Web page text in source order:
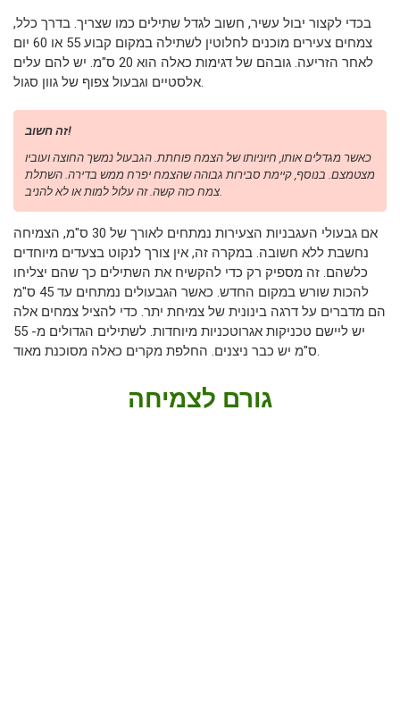
בכדי לקצור יבול עשיר, חשוב לגדל שתילים כמו שצריך. בדרך כלל,
צמחים צעירים מוכנים לחלוטין לשתילה במקום קבוע 55 או 60 יום
לאחר הזריעה. גובהם של דגימות כאלה הוא 20 ס"מ. יש להם עלים
אלסטיים וגבעול צפוף של גוון סגול.
זה חשוב!
כאשר מגדלים אותו, חיוניותו של הצמח פוחתת. הגבעול נמשך החוצה ועוביו
מצטמצם. בנוסף, קיימת סבירות גבוהה שהצמח יפרח ממש בדירה. השתלת
צמח כזה קשה. זה עלול למות או לא להניב.
אם גבעולי העגבניות הצעירות נמתחים לאורך של 30 ס"מ, הצמיחה
נחשבת ללא חשובה. במקרה זה, אין צורך לנקוט בצעדים מיוחדים
כלשהם. זה מספיק רק כדי להקשיח את השתילים כך שהם יצליחו
להכות שורש במקום החדש. כאשר הגבעולים נמתחים עד 45 ס"מ
הם מדברים על דרגה בינונית של צמיחת יתר. כדי להציל צמחים אלה
יש ליישם טכניקות אגרוטכניות מיוחדות. לשתילים הגדולים מ- 55
ס"מ יש כבר ניצנים. החלפת מקרים כאלה מסוכנת מאוד.
גורם לצמיחה